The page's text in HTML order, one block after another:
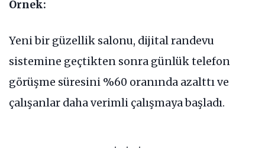
Örnek:
Yeni bir güzellik salonu, dijital randevu
sistemine geçtikten sonra günlük telefon
görüşme süresini %60 oranında azalttı ve
çalışanlar daha verimli çalışmaya başladı.